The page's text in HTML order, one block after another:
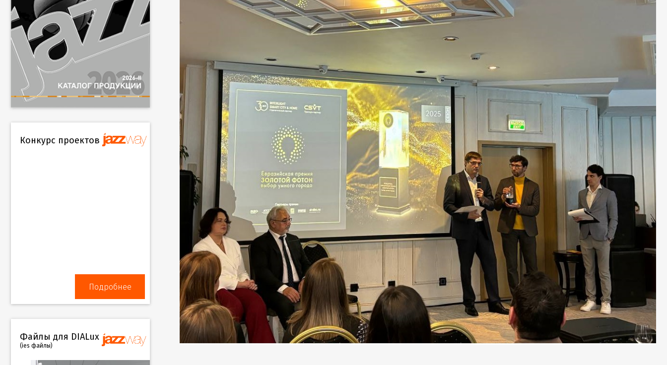
Конкурс проектов
Подробнее
Файлы для DIALux
(ies файлы)